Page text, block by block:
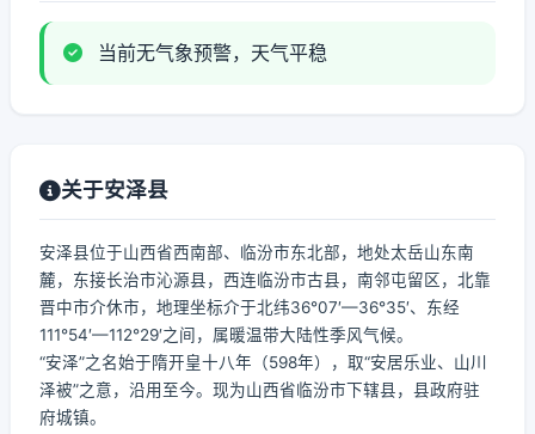
当前无气象预警，天气平稳
关于安泽县
安泽县位于山西省西南部、临汾市东北部，地处太岳山东南
麓，东接长治市沁源县，西连临汾市古县，南邻屯留区，北靠
晋中市介休市，地理坐标介于北纬36°07′—36°35′、东经
111°54′—112°29′之间，属暖温带大陆性季风气候。
“安泽”之名始于隋开皇十八年（598年），取“安居乐业、山川
泽被”之意，沿用至今。现为山西省临汾市下辖县，县政府驻
府城镇。